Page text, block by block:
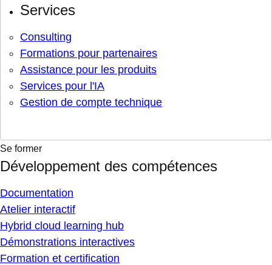
Services
Consulting
Formations pour partenaires
Assistance pour les produits
Services pour l'IA
Gestion de compte technique
Se former
Développement des compétences
Documentation
Atelier interactif
Hybrid cloud learning hub
Démonstrations interactives
Formation et certification